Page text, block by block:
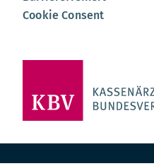
Cookie Consent